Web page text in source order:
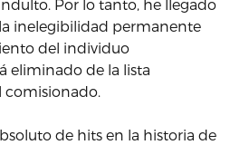
Por lo tanto, he llegado
inelegibilidad permanente
del individuo
eliminado de la lista
comisionado.
de hits en la historia de